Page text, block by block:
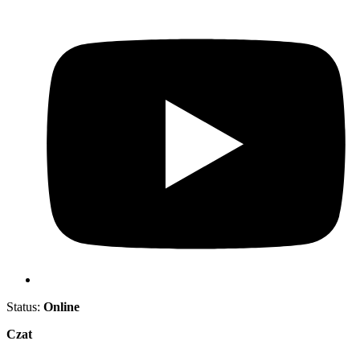
Status: Online
Czat